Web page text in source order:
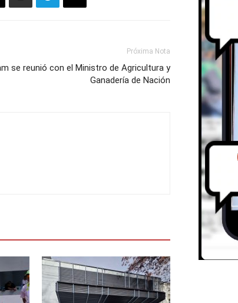
Próxima Nota
se reunió con el Ministro de Agricultura y
Ganadería de Nación